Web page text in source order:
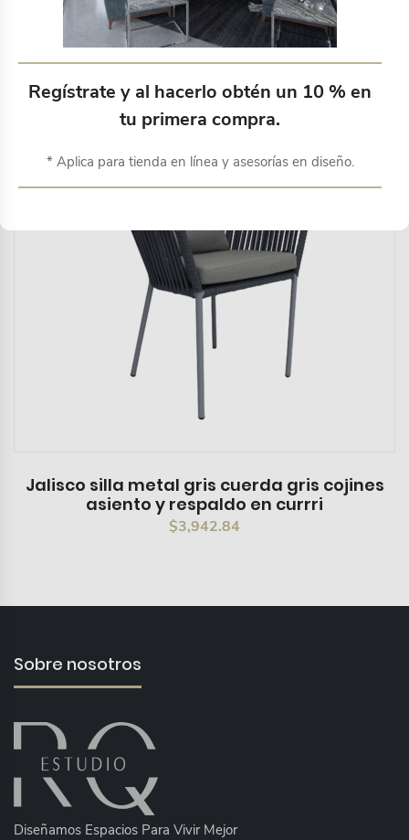
Productos relacionados
Jalisco silla metal gris cuerda gris cojines
asiento y respaldo en currri
$3,942.84
Sobre nosotros
Diseñamos Espacios Para Vivir Mejor
Regístrate y al hacerlo obtén un 10 % en
tu primera compra.
* Aplica para tienda en línea y asesorías en diseño.